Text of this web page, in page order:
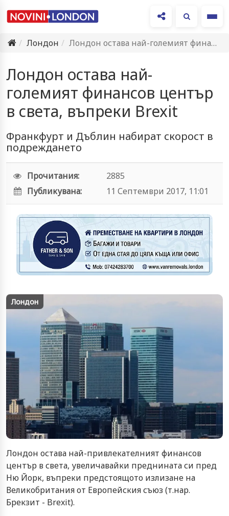
Лондон
Лондон остава най-големият финансов център в света, въпреки Brexit
Лондон остава най-
големият финансов център
в света, въпреки Brexit
Франкфурт и Дъблин набират скорост в
подреждането
Прочитания:
2885
Публикувана:
11 Септември 2017, 11:01
Лондон
Лондон остава най-привлекателният финансов
център в света, увеличавайки преднината си пред
Ню Йорк, въпреки предстоящото излизане на
Великобритания от Европейския съюз (т.нар.
Брекзит - Brexit).